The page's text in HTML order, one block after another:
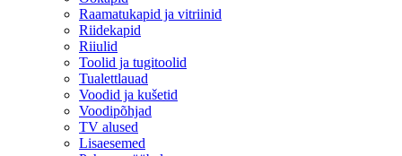
Raamatukapid ja vitriinid
Riidekapid
Riiulid
Toolid ja tugitoolid
Tualettlauad
Voodid ja kušetid
Voodipõhjad
TV alused
Lisaesemed